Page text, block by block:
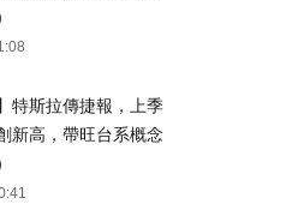
特斯拉傳捷報，上季
新高，帶旺台系概念